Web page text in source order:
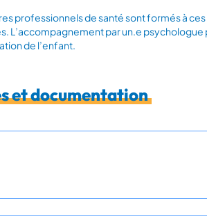
professionnels de santé sont formés à
L’accompagnement par un.e psychologue
de l’enfant.
et documentation